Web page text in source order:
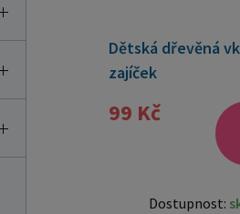
Dětská dřevěná
zajíček
99 Kč
Dostupnost: